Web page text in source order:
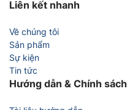
Liên kết nhanh
Về chúng tôi
Sản phẩm
Sự kiện
Tin tức
Hướng dẫn & Chính sách